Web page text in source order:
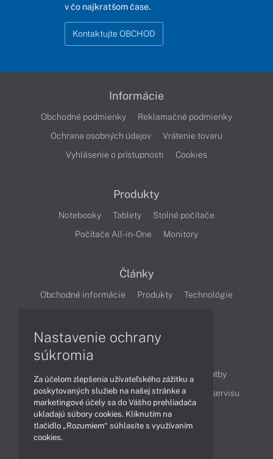
v čo najkratšom čase.
Kontaktujte OBCHOD
Informácie
Obchodné podmienky
Reklamačné podmienky
Ochrana osobných údajov
Vrátenie tovaru
Vyhlásenie o prístupnosti
Cookies
Produkty
Notebooky Tablety
Stolné počítače
Počítače All-in-One
Monitory
Články
Obchodné informácie Produkty
Technológie
Ako nakupovať
Možnosti doručenia a platby
Podpora a servis
Servisné služby Cenník servisu
Kontakty
Nastavenie ochrany
súkromia
Za účelom zlepšenia užívateľského zážitku a
poskytovaných služieb na našej stránke a
marketingové účely sa do Vášho prehliadača
ukladajú súbory cookies. Kliknutím na
tlačidlo „Rozumiem“ súhlasíte s využívaním
cookies.